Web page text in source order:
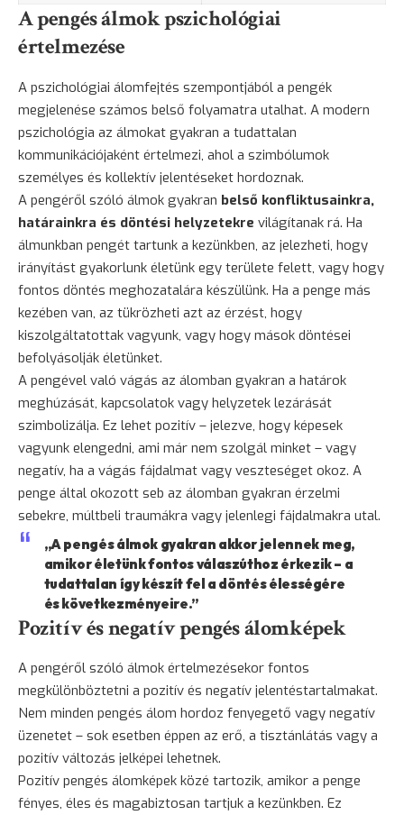
A pengés álmok pszichológiai
értelmezése
A pszichológiai álomfejtés szempontjából a pengék
megjelenése számos belső folyamatra utalhat. A modern
pszichológia az álmokat gyakran a tudattalan
kommunikációjaként értelmezi, ahol a szimbólumok
személyes és kollektív jelentéseket hordoznak.
A pengéről szóló álmok gyakran belső konfliktusainkra,
határainkra és döntési helyzetekre világítanak rá. Ha
álmunkban pengét tartunk a kezünkben, az jelezheti, hogy
irányítást gyakorlunk életünk egy területe felett, vagy hogy
fontos döntés meghozatalára készülünk. Ha a penge más
kezében van, az tükrözheti azt az érzést, hogy
kiszolgáltatottak vagyunk, vagy hogy mások döntései
befolyásolják életünket.
A pengével való vágás az álomban gyakran a határok
meghúzását, kapcsolatok vagy helyzetek lezárását
szimbolizálja. Ez lehet pozitív – jelezve, hogy képesek
vagyunk elengedni, ami már nem szolgál minket – vagy
negatív, ha a vágás fájdalmat vagy veszteséget okoz. A
penge által okozott seb az álomban gyakran érzelmi
sebekre, múltbeli traumákra vagy jelenlegi fájdalmakra utal.
„A pengés álmok gyakran akkor jelennek meg,
amikor életünk fontos válaszúthoz érkezik – a
tudattalan így készít fel a döntés élességére
és következményeire.”
Pozitív és negatív pengés álomképek
A pengéről szóló álmok értelmezésekor fontos
megkülönböztetni a pozitív és negatív jelentéstartalmakat.
Nem minden pengés álom hordoz fenyegető vagy negatív
üzenetet – sok esetben éppen az erő, a tisztánlátás vagy a
pozitív változás jelképei lehetnek.
Pozitív pengés álomképek közé tartozik, amikor a penge
fényes, éles és magabiztosan tartjuk a kezünkben. Ez